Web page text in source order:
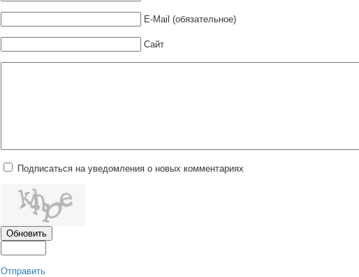
E-Mail (обязательное)
Сайт
Подписаться на уведомления о новых комментариях
Отправить